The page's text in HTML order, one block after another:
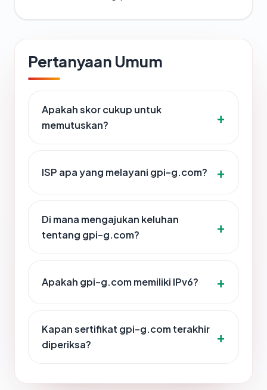
Pertanyaan Umum
Apakah skor cukup untuk
memutuskan?
ISP apa yang melayani gpi-g.com?
Di mana mengajukan keluhan
tentang gpi-g.com?
Apakah gpi-g.com memiliki IPv6?
Kapan sertifikat gpi-g.com terakhir
diperiksa?